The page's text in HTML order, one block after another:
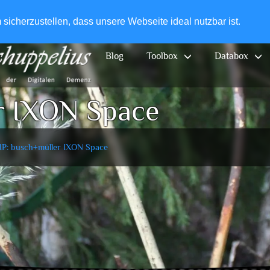
dass unsere Webseite ideal nutzbar ist.
Blog Toolbox Databox
Space
busch+müller IXON Space